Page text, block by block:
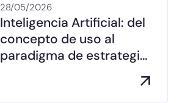
28/05/2026
Inteligencia Artificial: del
concepto de uso al
paradigma de estrategi…